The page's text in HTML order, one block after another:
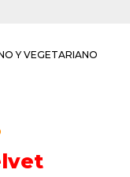
Y VEGETARIANO